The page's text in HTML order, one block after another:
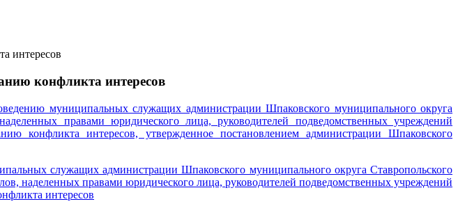
интересов
конфликта интересов
муниципальных служащих администрации Шпаковского муниципального округа
правами юридического лица, руководителей подведомственных учреждений
конфликта интересов, утвержденное постановлением администрации Шпаковского
служащих администрации Шпаковского муниципального округа Ставропольского
наделенных правами юридического лица, руководителей подведомственных учреждений
интересов